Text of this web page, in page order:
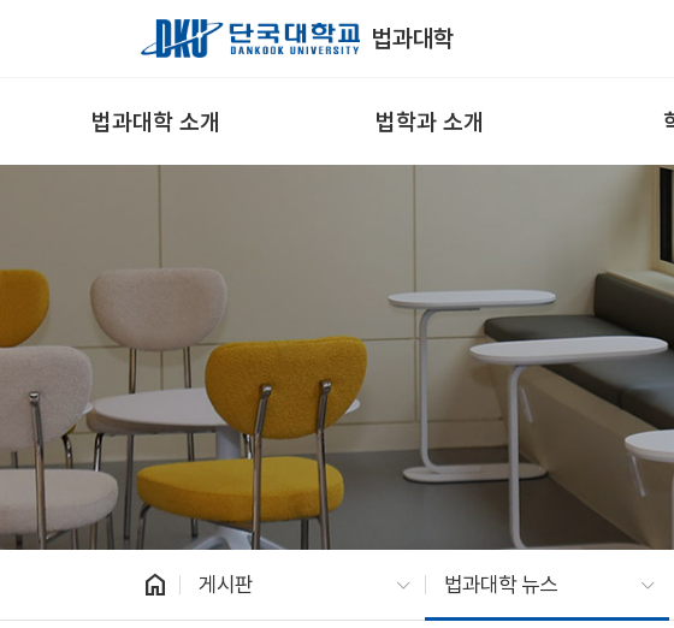
Skip to Main Content
법과대학
법과대학 소개 법학과 소개
home 게시판 법과대학 뉴스